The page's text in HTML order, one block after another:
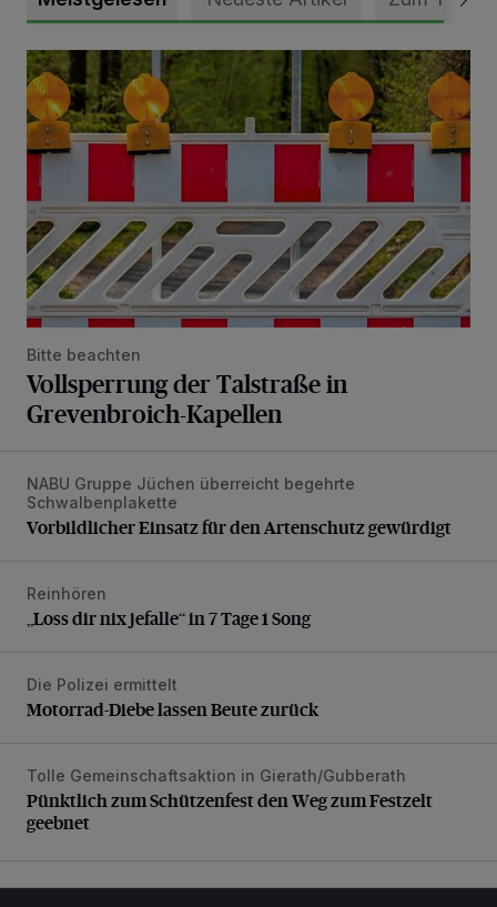
Vollsperrung der Talstraße in Grevenbroich-Kapellen
Bitte beachten
Vollsperrung der Talstraße in
Grevenbroich-Kapellen
Vorbildlicher Einsatz für den Artenschutz gewürdigt
NABU Gruppe Jüchen überreicht begehrte
Schwalbenplakette
Vorbildlicher Einsatz für den Artenschutz gewürdigt
„Loss dir nix jefalle“ in 7 Tage 1 Song
Reinhören
„Loss dir nix jefalle“ in 7 Tage 1 Song
Motorrad-Diebe lassen Beute zurück
Die Polizei ermittelt
Motorrad-Diebe lassen Beute zurück
Pünktlich zum Schützenfest den Weg zum Festzelt
Tolle Gemeinschaftsaktion in Gierath/Gubberath
Pünktlich zum Schützenfest den Weg zum Festzelt
geebnet